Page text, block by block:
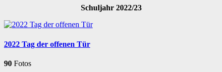
Schuljahr 2022/23
2022 Tag der offenen Tür
90 Fotos